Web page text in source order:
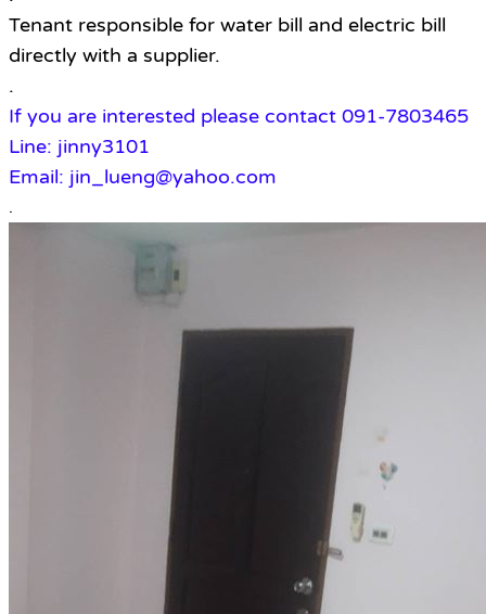
Tenant responsible for water bill and electric bill
directly with a supplier.
.
If you are interested please contact 091-7803465
Line: jinny3101
Email: jin_lueng@yahoo.com
.